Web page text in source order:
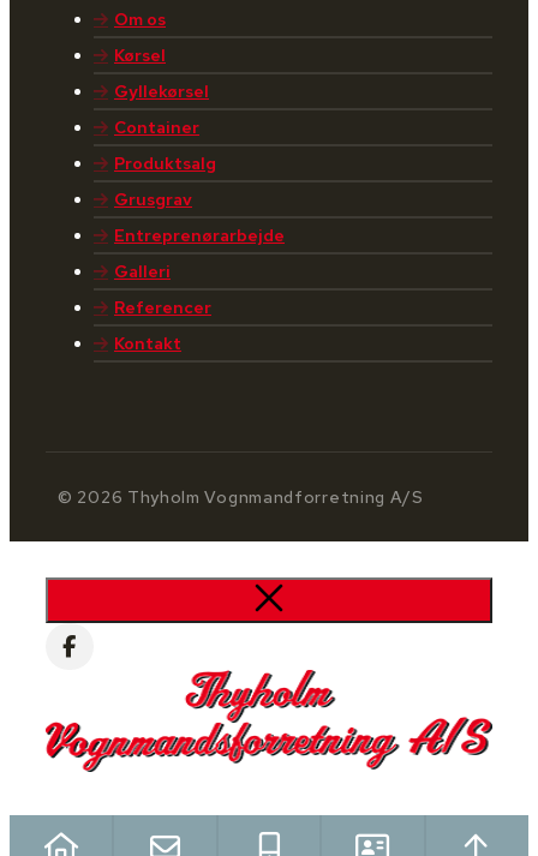
Om os
Kørsel
Gyllekørsel
Container
Produktsalg
Grusgrav
Entreprenørarbejde
Galleri
Referencer
Kontakt
© 2026 Thyholm Vognmandforretning A/S